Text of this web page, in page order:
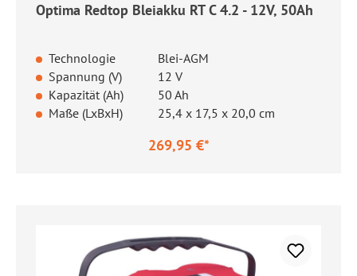
Optima Redtop Bleiakku RT C 4.2 - 12V, 50Ah
Technologie
Blei-AGM
Spannung (V)
12 V
Kapazität (Ah)
50 Ah
Maße (LxBxH)
25,4 x 17,5 x 20,0 cm
269,95 €*